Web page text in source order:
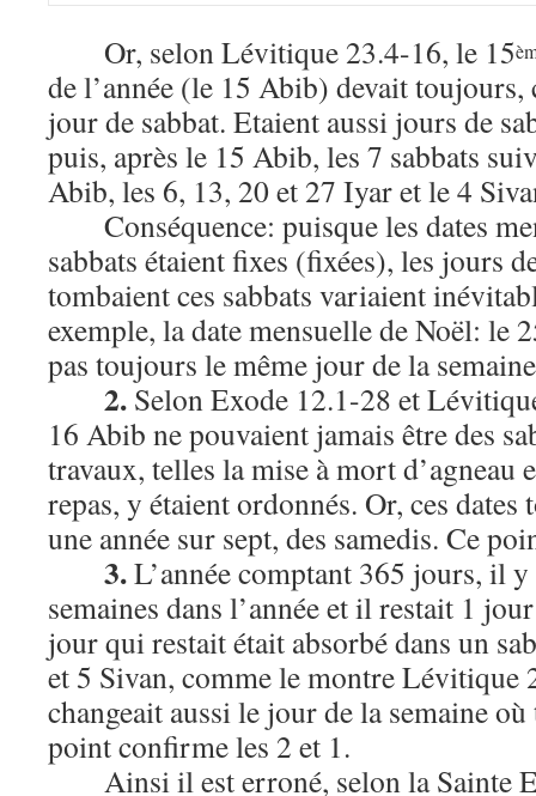
Or, selon Lévitique 23.4-16, le 15
de l’année (le 15 Abib) devait toujours,
jour de sabbat. Etaient aussi jours de
puis, après le 15 Abib, les 7 sabbats
Abib, les 6, 13, 20 et 27 Iyar et le 4
Conséquence: puisque les dates
sabbats étaient fixes (fixées), les jours
tombaient ces sabbats variaient
exemple, la date mensuelle de Noël: le
pas toujours le même jour de la
2. Selon Exode 12.1-28 et
16 Abib ne pouvaient jamais être des
travaux, telles la mise à mort d’agneau
repas, y étaient ordonnés. Or, ces
une année sur sept, des samedis. Ce
3.L’année comptant 365 jours, il
semaines dans l’année et il restait 1
jour qui restait était absorbé dans un
et 5 Sivan, comme le montre Lévitique
changeait aussi le jour de la semaine
point confirme les 2 et 1.
Ainsi il est erroné, selon la Sainte